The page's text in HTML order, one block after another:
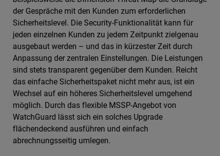
der Gespräche mit den Kunden zum erforderlichen
Sicherheitslevel. Die Security-Funktionalität kann für
jeden einzelnen Kunden zu jedem Zeitpunkt zielgenau
ausgebaut werden – und das in kürzester Zeit durch
Anpassung der zentralen Einstellungen. Die Leistungen
sind stets transparent gegenüber dem Kunden. Reicht
das einfache Sicherheitspaket nicht mehr aus, ist ein
Wechsel auf ein höheres Sicherheitslevel umgehend
möglich. Durch das flexible MSSP-Angebot von
WatchGuard lässt sich ein solches Upgrade
flächendeckend ausführen und einfach
abrechnungsseitig umlegen.